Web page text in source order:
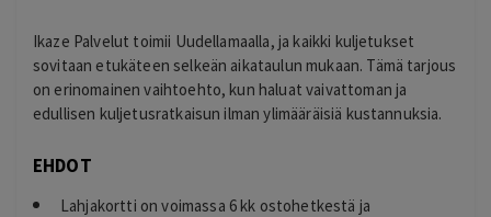
Ikaze Palvelut toimii Uudellamaalla, ja kaikki kuljetukset
sovitaan etukäteen selkeän aikataulun mukaan. Tämä tarjous
on erinomainen vaihtoehto, kun haluat vaivattoman ja
edullisen kuljetusratkaisun ilman ylimääräisiä kustannuksia.
EHDOT
Lahjakortti on voimassa 6 kk ostohetkestä ja